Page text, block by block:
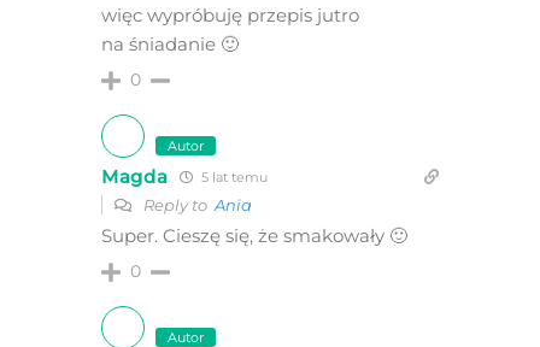
więc wypróbuję przepis jutro
na śniadanie 🙂
0
Autor
Magda 5 lat temu
Reply to Ania
Super. Cieszę się, że smakowały 🙂
0
Autor